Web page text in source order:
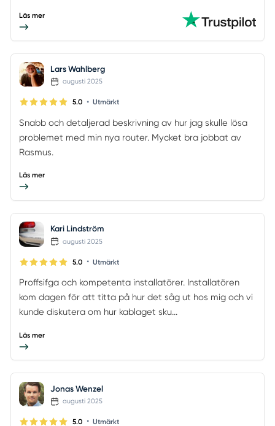
Läs mer
Lars Wahlberg
augusti 2025
5.0 • Utmärkt
Snabb och detaljerad beskrivning av hur jag skulle lösa
problemet med min nya router. Mycket bra jobbat av
Rasmus.
Läs mer
Kari Lindström
augusti 2025
5.0 • Utmärkt
Proffsifga och kompetenta installatörer. Installatören
kom dagen för att titta på hur det såg ut hos mig och vi
kunde diskutera om hur kablaget sku...
Läs mer
Jonas Wenzel
augusti 2025
5.0 • Utmärkt